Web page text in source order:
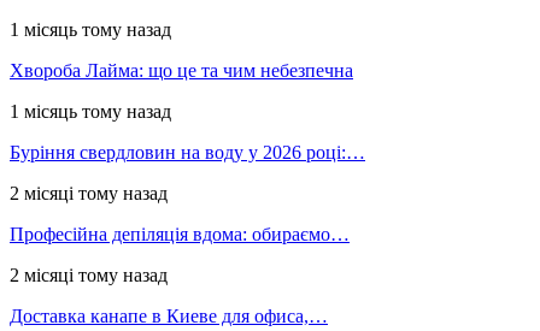
1 місяць тому назад
Хвороба Лайма: що це та чим небезпечна
1 місяць тому назад
Буріння свердловин на воду у 2026 році:…
2 місяці тому назад
Професійна депіляція вдома: обираємо…
2 місяці тому назад
Доставка канапе в Киеве для офиса,…